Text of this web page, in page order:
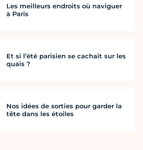
Les meilleurs endroits où naviguer
à Paris
Et si l’été parisien se cachait sur les
quais ?
Nos idées de sorties pour garder la
tête dans les étoiles